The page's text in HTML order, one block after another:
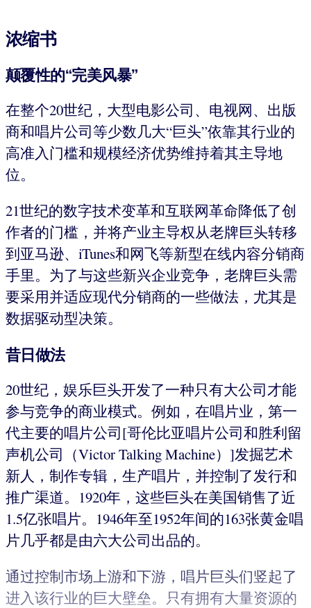
浓缩书
颠覆性的“完美风暴”
在整个20世纪，大型电影公司、电视网、出版
商和唱片公司等少数几大“巨头”依靠其行业的
高准入门槛和规模经济优势维持着其主导地
位。
21世纪的数字技术变革和互联网革命降低了创
作者的门槛，并将产业主导权从老牌巨头转移
到亚马逊、iTunes和网飞等新型在线内容分销商
手里。为了与这些新兴企业竞争，老牌巨头需
要采用并适应现代分销商的一些做法，尤其是
数据驱动型决策。
昔日做法
20世纪，娱乐巨头开发了一种只有大公司才能
参与竞争的商业模式。例如，在唱片业，第一
代主要的唱片公司[哥伦比亚唱片公司和胜利留
声机公司（Victor Talking Machine）]发掘艺术
新人，制作专辑，生产唱片，并控制了发行和
推广渠道。1920年，这些巨头在美国销售了近
1.5亿张唱片。1946年至1952年间的163张黄金唱
片几乎都是由六大公司出品的。
通过控制市场上游和下游，唱片巨头们竖起了
进入该行业的巨大壁垒。只有拥有大量资源的